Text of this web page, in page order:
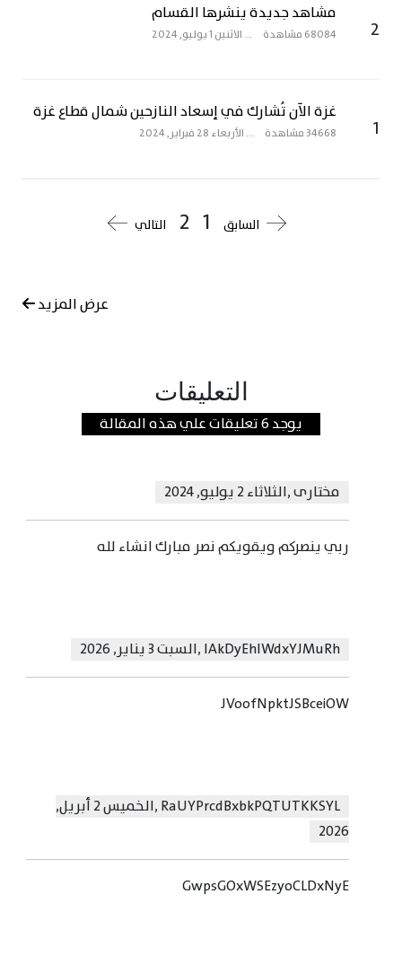
2
مشاهد جديدة ينشرها القسام
68084 مشاهدة ...الاثنين 1 يوليو, 2024
1
غزة الآن تُشارك في إسعاد النازحين شمال قطاع غزة
34668 مشاهدة ...الأربعاء 28 فبراير, 2024
السابق 1
2 التالي
عرض المزيد
التعليقات
يوجد 6 تعليقات علي هذه المقالة
مختارى,الثلاثاء 2 يوليو, 2024
ربي ينصركم ويقويكم نصر مبارك انشاء لله
lAkDyEhIWdxYJMuRh
, السبت 3 يناير, 2026
JVoofNpktJSBceiOW
RaUYPrcdBxbkPQTUTKKSYL
,
الخميس 2 أبريل,
2026
GwpsGOxWSEzyoCLDxNyE